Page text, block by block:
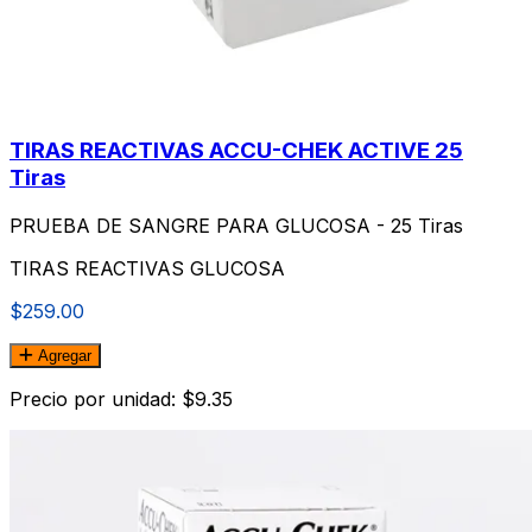
TIRAS REACTIVAS ACCU-CHEK ACTIVE 25
Tiras
PRUEBA DE SANGRE PARA GLUCOSA - 25 Tiras
TIRAS REACTIVAS GLUCOSA
$259.00
Agregar
Precio por unidad: $9.35